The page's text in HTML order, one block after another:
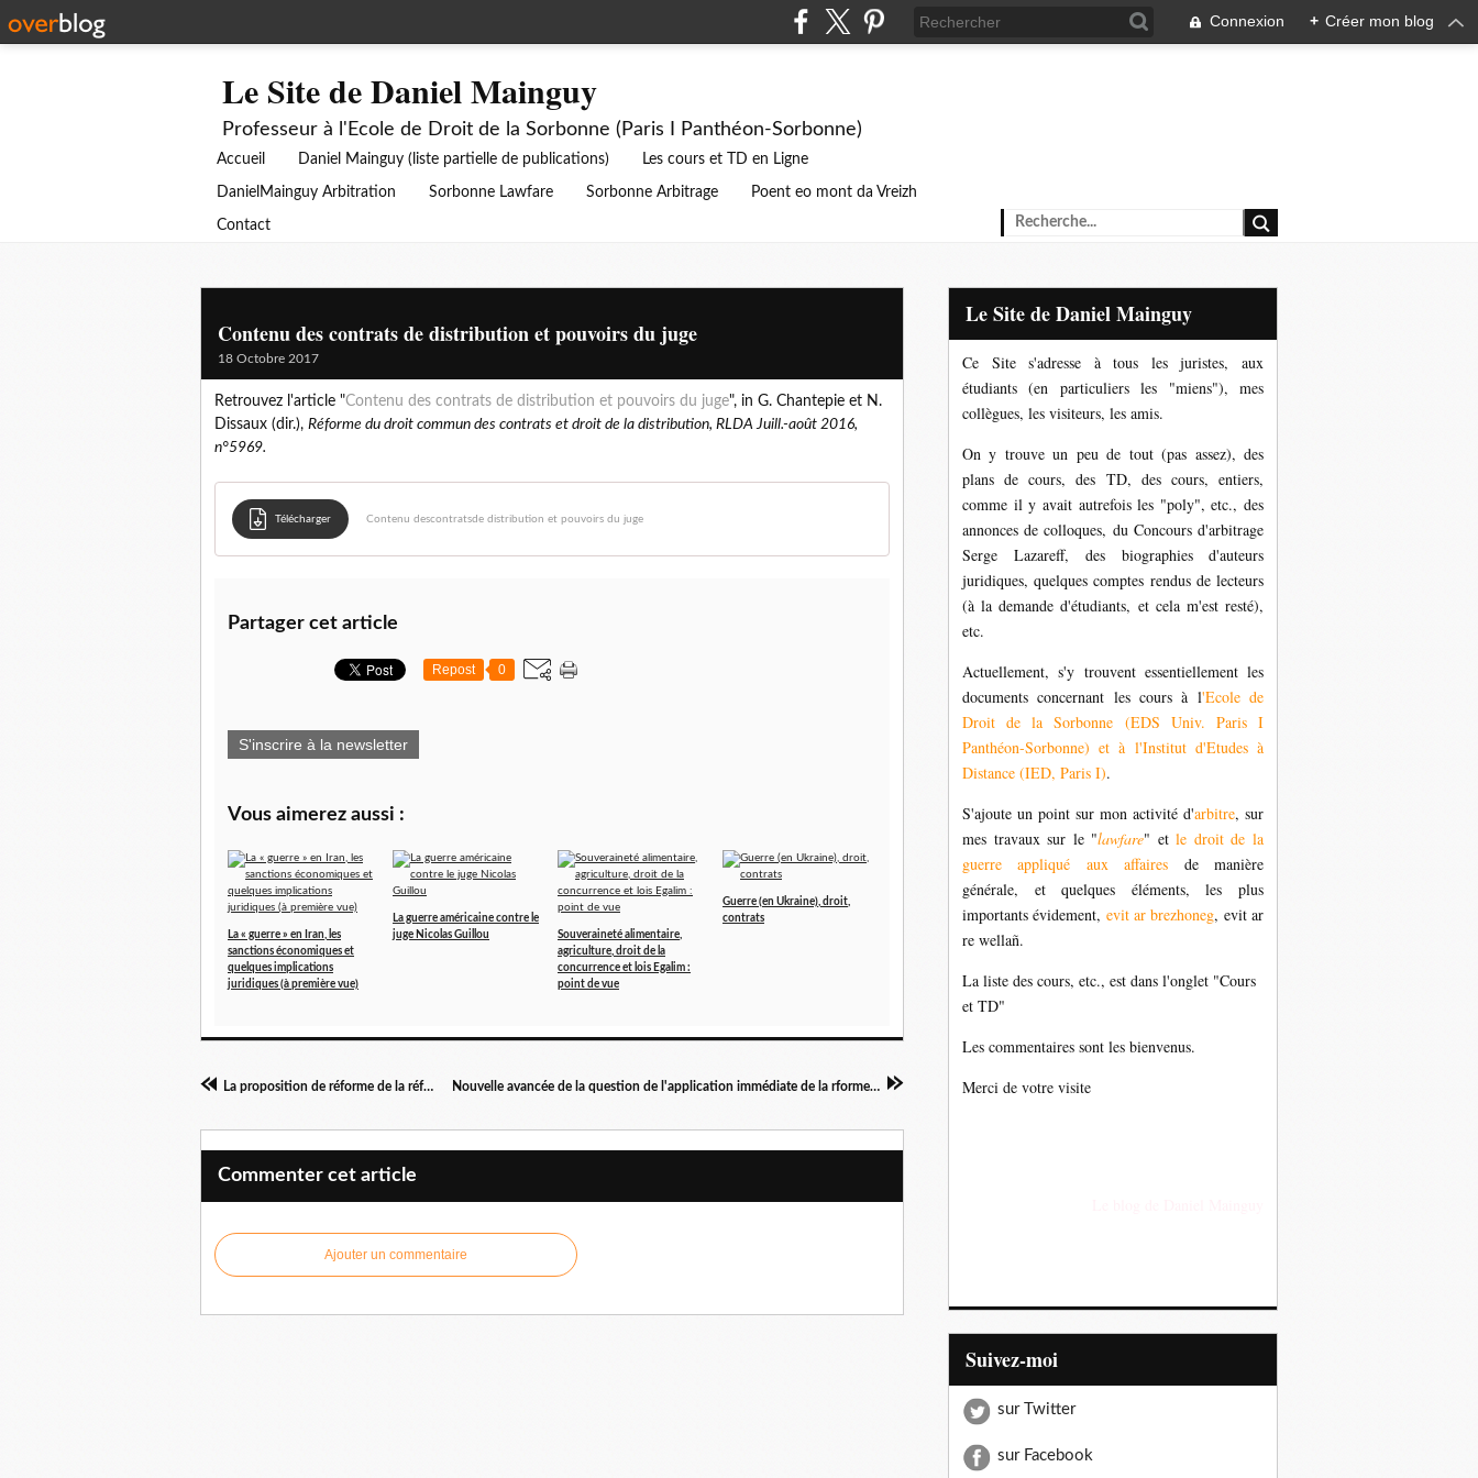
Connexion + Créer mon blog
Le Site de Daniel Mainguy
Professeur à l'Ecole de Droit de la Sorbonne (Paris I Panthéon-Sorbonne)
Accueil Daniel Mainguy (liste partielle de publications) Les cours et TD en Ligne
DanielMainguy Arbitration Sorbonne Lawfare Sorbonne Arbitrage Poent eo mont da Vreizh
Contact
Contenu des contrats de distribution et pouvoirs du juge
18 Octobre 2017
Retrouvez l'article "Contenu des contrats de distribution et pouvoirs du juge", in G. Chantepie et N.
Dissaux (dir.), Réforme du droit commun des contrats et droit de la distribution, RLDA Juill.-août 2016,
n°5969.
Télécharger Contenu descontratsde distribution et pouvoirs du juge
Partager cet article
Repost 0
S'inscrire à la newsletter
Vous aimerez aussi :
La « guerre » en Iran, les
sanctions économiques et
quelques implications
juridiques (à première vue)
La guerre américaine contre le
juge Nicolas Guillou
Souveraineté alimentaire,
agriculture, droit de la
concurrence et lois Egalim :
point de vue
Guerre (en Ukraine), droit,
contrats
La proposition de réforme de la réforme du droit des contrats Nouvelle avancée de la question de l'application immédiate de la rforme du droit des contrats (Cass. soc. 21 sept. 2017)
Commenter cet article
Ajouter un commentaire
Le Site de Daniel Mainguy
Ce Site s'adresse à tous les juristes, aux
étudiants (en particuliers les "miens"), mes
collègues, les visiteurs, les amis.
On y trouve un peu de tout (pas assez), des
plans de cours, des TD, des cours, entiers,
comme il y avait autrefois les "poly", etc., des
annonces de colloques, du Concours d'arbitrage
Serge Lazareff, des biographies d'auteurs
juridiques, quelques comptes rendus de lecteurs
(à la demande d'étudiants, et cela m'est resté),
etc.
Actuellement, s'y trouvent essentiellement les
documents concernant les cours à l'Ecole de
Droit de la Sorbonne (EDS Univ. Paris I
Panthéon-Sorbonne) et à l'Institut d'Etudes à
Distance (IED, Paris I).
S'ajoute un point sur mon activité d'arbitre, sur
mes travaux sur le "lawfare" etle droit de la
guerre appliqué aux affaires de manière
générale, et quelques éléments, les plus
importants évidement, evit ar brezhoneg, evit ar
re wellañ.
La liste des cours, etc., est dans l'onglet "Cours
et TD"
Les commentaires sont les bienvenus.
Merci de votre visite
Suivez-moi
sur Twitter
sur Facebook